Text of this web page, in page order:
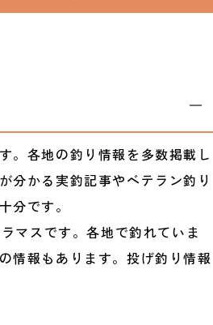
。各地の釣り情報を多数掲載し
分かる実釣記事やベテラン釣り
分です。
マスです。各地で釣れていま
情報もあります。投げ釣り情報